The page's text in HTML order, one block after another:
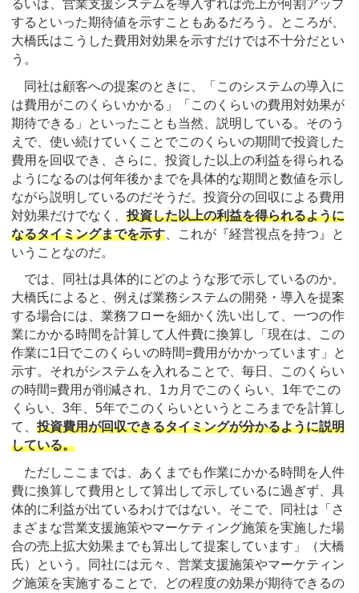
るいは、営業支援システムを導入すれば売上が何割アップ
するといった期待値を示すこともあるだろう。ところが、
大橋氏はこうした費用対効果を示すだけでは不十分だとい
う。
同社は顧客への提案のときに、「このシステムの導入に
は費用がこのくらいかかる」「このくらいの費用対効果が
期待できる」といったことも当然、説明している。そのう
えで、使い続けていくことでこのくらいの期間で投資した
費用を回収でき、さらに、投資した以上の利益を得られる
ようになるのは何年後かまでを具体的な期間と数値を示し
ながら説明しているのだそうだ。投資分の回収による費用
対効果だけでなく、 投資した以上の利益を得られるように
なるタイミングまでを示す 、これが『経営視点を持つ』と
いうことなのだ。
では、同社は具体的にどのような形で示しているのか。
大橋氏によると、例えば業務システムの開発・導入を提案
する場合には、業務フローを細かく洗い出して、一つの作
業にかかる時間を計算して人件費に換算し「現在は、この
作業に1日でこのくらいの時間=費用がかかっています」と
示す。それがシステムを入れることで、毎日、このくらい
の時間=費用が削減され、1カ月でこのくらい、1年でこの
くらい、3年、5年でこのくらいというところまでを計算し
て、 投資費用が回収できるタイミングが分かるように説明
している。
ただしここまでは、あくまでも作業にかかる時間を人件
費に換算して費用として算出して示しているに過ぎず、具
体的に利益が出ているわけではない。そこで、同社は「さ
まざまな営業支援施策やマーケティング施策を実施した場
合の売上拡大効果までも算出して提案しています」（大橋
氏）という。同社には元々、営業支援施策やマーケティン
グ施策を実施することで、どの程度の効果が期待できるの